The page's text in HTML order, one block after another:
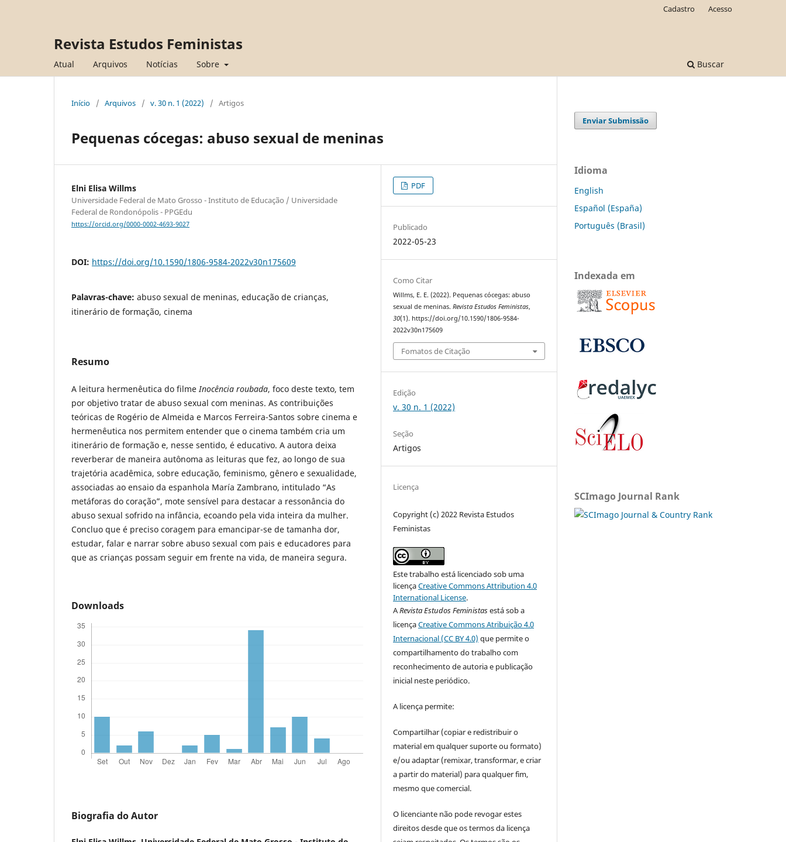
Revista Estudos Feministas
Atual Arquivos Notícias Sobre Buscar
Cadastro Acesso
Início / Arquivos / v. 30 n. 1 (2022) / Artigos
Pequenas cócegas: abuso sexual de meninas
Elni Elisa Willms
Universidade Federal de Mato Grosso - Instituto de Educação / Universidade
Federal de Rondonópolis - PPGEdu
https://orcid.org/0000-0002-4693-9027
DOI: https://doi.org/10.1590/1806-9584-2022v30n175609
Palavras-chave: abuso sexual de meninas, educação de crianças,
itinerário de formação, cinema
Resumo
A leitura hermenêutica do filmeInocência roubada, foco deste texto, tem
por objetivo tratar de abuso sexual com meninas. As contribuições
teóricas de Rogério de Almeida e Marcos Ferreira-Santos sobre cinema e
hermenêutica nos permitem entender que o cinema também cria um
itinerário de formação e, nesse sentido, é educativo. A autora deixa
reverberar de maneira autônoma as leituras que fez, ao longo de sua
trajetória acadêmica, sobre educação, feminismo, gênero e sexualidade,
associadas ao ensaio da espanhola María Zambrano, intitulado “As
metáforas do coração”, mote sensível para destacar a ressonância do
abuso sexual sofrido na infância, ecoando pela vida inteira da mulher.
Concluo que é preciso coragem para emancipar-se de tamanha dor,
estudar, falar e narrar sobre abuso sexual com pais e educadores para
que as crianças possam seguir em frente na vida, de maneira segura.
Downloads
Biografia do Autor
PDF
Publicado
2022-05-23
Como Citar
Willms, E. E. (2022). Pequenas cócegas: abuso
sexual de meninas.Revista Estudos Feministas,
30(1). https://doi.org/10.1590/1806-9584-
2022v30n175609
Fomatos de Citação
Edição
v. 30 n. 1 (2022)
Seção
Artigos
Licença
Copyright (c) 2022 Revista Estudos
Feministas
Este trabalho está licenciado sob uma
licençaCreative Commons Attribution 4.0
International License.
ARevista Estudos Feministasestá sob a
licençaCreative Commons Atribuição 4.0
Internacional (CC BY 4.0) que permite o
compartilhamento do trabalho com
reconhecimento de autoria e publicação
inicial neste periódico.
A licença permite:
Compartilhar (copiar e redistribuir o
material em qualquer suporte ou formato)
e/ou adaptar (remixar, transformar, e criar
a partir do material) para qualquer fim,
mesmo que comercial.
O licenciante não pode revogar estes
direitos desde que os termos da licença
Enviar Submissão
Idioma
English
Español (España)
Português (Brasil)
Indexada em
SCImago Journal Rank